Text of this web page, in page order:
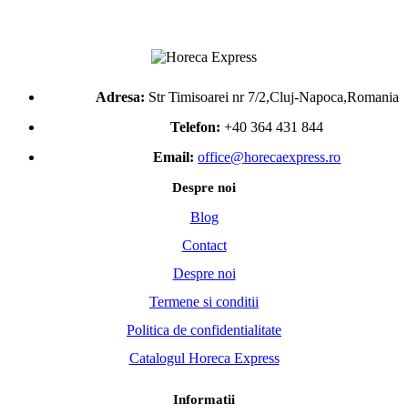
Adresa: Str Timisoarei nr 7/2,Cluj-Napoca,Romania
Telefon: +40 364 431 844
Email: office@horecaexpress.ro
Despre noi
Blog
Contact
Despre noi
Termene si conditii
Politica de confidentialitate
Catalogul Horeca Express
Informatii